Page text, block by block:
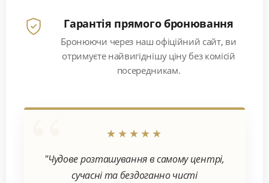
Гарантія прямого бронювання
Бронюючи через наш офіційний сайт, ви
отримуєте найвигіднішу ціну без комісій
посередникам.
★★★★★
"Чудове розташування в самому центрі,
сучасні та бездоганно чисті